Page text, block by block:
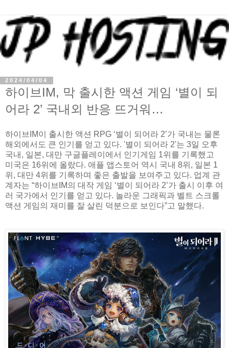
2024/04/04
하이브IM, 막 출시한 액션 게임 ‘별이 되
어라 2’ 국내외 반응 뜨거워…
하이브IM이 출시한 액션 RPG ‘별이 되어라 2’가 국내는 물론
해외에서도 큰 인기를 얻고 있다. '별이 되어라 2'는 3일 오후
국내, 일본, 대만 구글플레이에서 인기게임 1위를 기록했고
미국은 16위에 올랐다. 애플 앱스토어 역시 국내 8위, 일본 1
위, 대만 4위를 기록하며 좋은 출발을 보여주고 있다. 업계 관
계자는 “하이브IM의 대작 게임 ‘별이 되어라 2’가 출시 이후 여
러 국가에서 인기를 얻고 있다. 놀라운 그래픽과 벨트 스크롤
액션 게임의 재미를 잘 살린 덕분으로 보인다”고 말했다.